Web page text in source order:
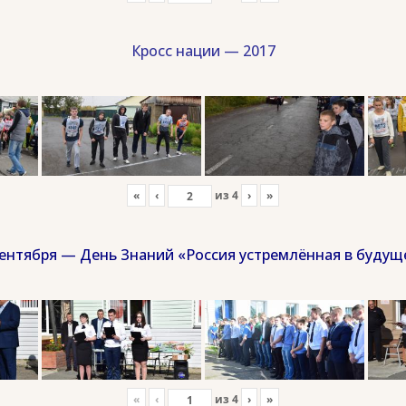
Кросс нации — 2017
« ‹ из 4 › »
— День Знаний «Россия устремлённая в
« ‹ из 4 › »